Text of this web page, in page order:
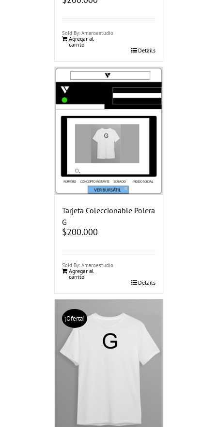
Sold By: Amaroestudio
Agregar al
carrito
Details
Tarjeta Coleccionable Polera
G
$200.000
Sold By: Amaroestudio
Agregar al
carrito
Details
¡Oferta!